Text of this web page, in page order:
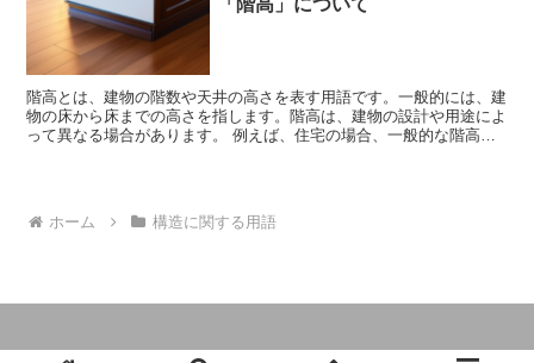
要です。 建物の耐久性や防水性を確保するためには、かぶり厚さの
適正な設計と施工が欠かせません。建築に携わる方々は、かぶり厚さ
の重要性を理解し、適切な対策を講じることが求められます。また、
建物を購入する際には、かぶり厚さについても確認することが重要で
で、植物やつる性の植物が成長する場所を提供し、美しい緑の壁を作
ることができます。また、トレリスを壁や天井に取り付けることで、
空間に立体感やデザインのアクセントを与えることができます。 さ
らに、トレリスはプライバシーの確保や日除けの役割も果たすことが
あります。例えば、庭の周囲にトレリスを設置することで、外部から
の視線を遮ることができます。また、トレリスにつる性の植物を這わ
せることで、日差しを遮りながら涼しい空間を作ることもできます。
トレリスは、そのデザインの多様性と柔軟性から、さまざまな場所や
ことができます。 トレリスは、建築やリフォームのプロジェクトに
おいて、美しさと機能性を両立させるための重要な要素です。その基
「階高」について
階高とは、建物の階数や天井の高さを表す用語です。一般的には、建
物の床から床までの高さを指します。階高は、建物の設計や用途によ
って異なる場合があります。 例えば、住宅の場合、一般的な階高は
一方、オフィスビルや商業施設などでは、より高い階高が必要とされ
ることがあります。これは、広々とした空間を提供するためや、天井
合があります。例えば、ホテルやレストランなどの観光施設では、客
ホーム 構造に関する用語